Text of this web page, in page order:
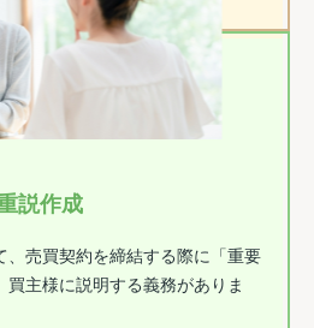
説作成
、売買契約を締結する際に「重要
主様に説明する義務がありま